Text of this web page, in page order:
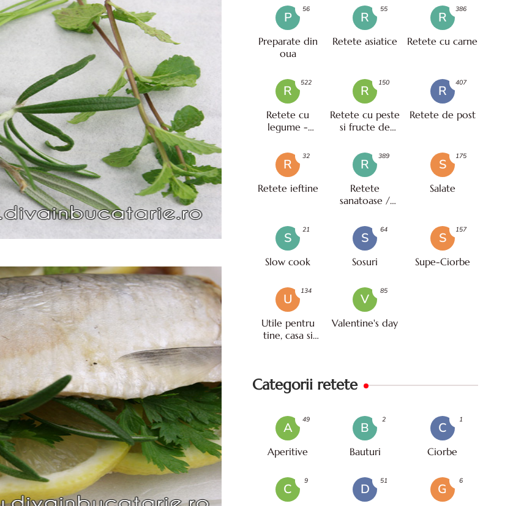
P
Preparate din
oua
56
R
Retete asiatice
55
R
Retete cu carne
386
R
Retete cu
legume -
522
R
Retete cu peste
si fructe de
150
R
Retete de post
407
R
Retete ieftine
32
R
Retete
sanatoase /
389
S
Salate
175
S
Slow cook
21
S
Sosuri
64
S
Supe-Ciorbe
157
U
Utile pentru
tine, casa si
134
V
Valentine's day
85
Categorii retete
A
Aperitive
49
B
Bauturi
2
C
Ciorbe
1
C
9
D
51
G
6